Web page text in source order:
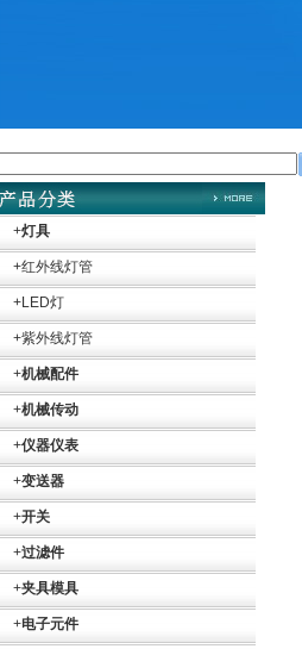
+灯具
+红外线灯管
+LED灯
+紫外线灯管
+机械配件
+机械传动
+仪器仪表
+变送器
+开关
+过滤件
+夹具模具
+电子元件